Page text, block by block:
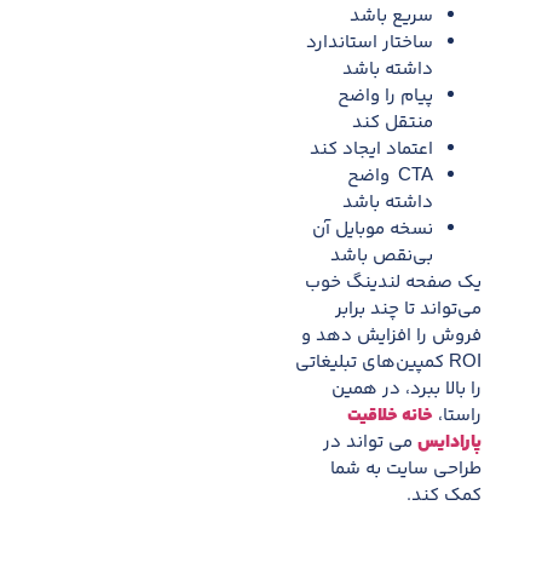
سریع باشد
ساختار استاندارد
داشته باشد
پیام را واضح
منتقل کند
اعتماد ایجاد کند
CTA واضح
داشته باشد
نسخه موبایل آن
بی‌نقص باشد
یک صفحه لندینگ خوب
می‌تواند تا چند برابر
فروش را افزایش دهد و
ROI کمپین‌های تبلیغاتی
را بالا ببرد، در همین
راستا، خانه خلاقیت
پارادایس می تواند در
طراحی سایت به شما
کمک کند.